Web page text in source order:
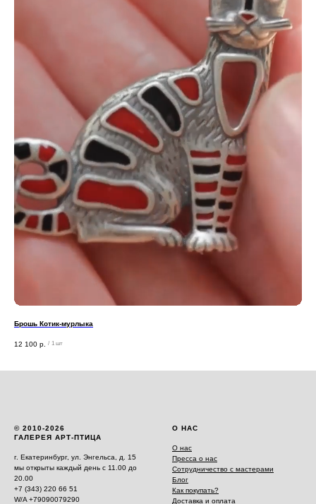
Брошь Котик-мурлыка
12 100 р. / 1 шт
© 2010-2026
ГАЛЕРЕЯ АРТ-ПТИЦА
г. Екатеринбург, ул. Энгельса, д. 15
мы открыты каждый день с 11.00 до
20.00
+7 (343) 220 66 51
W/A +79090079290
О НАС
О нас
Пресса о нас
Сотрудничество с мастерами
Блог
Как покупать?
Доставка и оплата